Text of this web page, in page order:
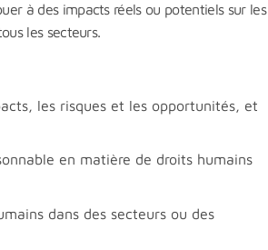
à des impacts réels ou potentiels sur les
les secteurs.
les risques et les opportunités, et
en matière de droits humains
dans des secteurs ou des